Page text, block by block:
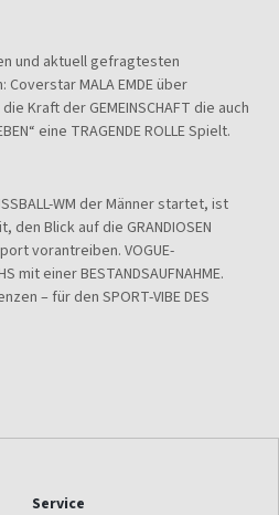
und aktuell gefragtesten
MALA EMDE über
die Kraft der GEMEINSCHAFT die auch
eine TRAGENDE ROLLE Spielt.
WM der Männer startet, ist
Blick auf die GRANDIOSEN
vorantreiben. VOGUE-
mit einer BESTANDSAUFNAHME.
– für den SPORT-VIBE DES
Service